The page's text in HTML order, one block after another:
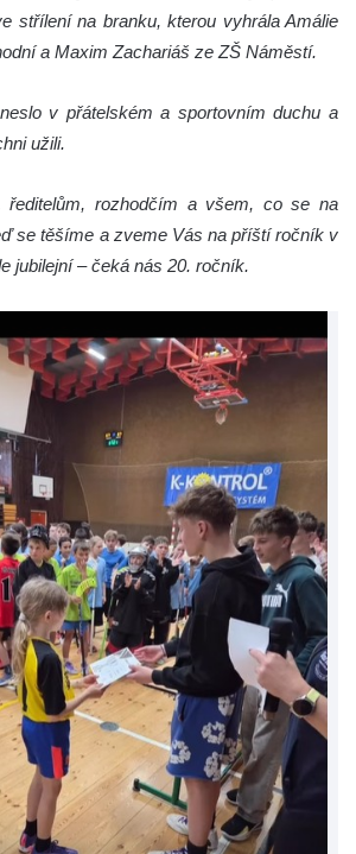
střílení na branku, kterou vyhrála Amálie
a Maxim Zachariáš ze ZŠ Náměstí.
v přátelském a sportovním duchu a
užili.
ředitelům, rozhodčím a všem, co se na
se těšíme a zveme Vás na příští ročník v
jubilejní – čeká nás 20. ročník.